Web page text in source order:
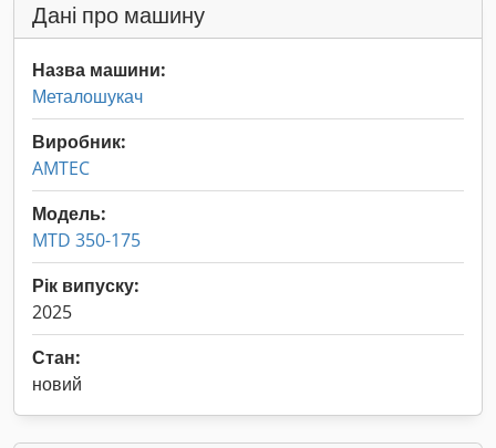
Дані про машину
Назва машини:
Металошукач
Виробник:
AMTEC
Модель:
MTD 350-175
Рік випуску:
2025
Стан:
новий